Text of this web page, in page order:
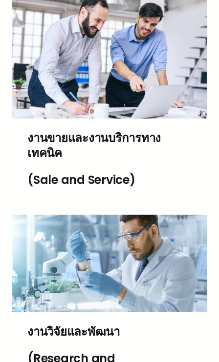
งานขายและงานบริการทาง
เทคนิค
(Sale and Service)
งานวิจัยและพัฒนา
(Research and